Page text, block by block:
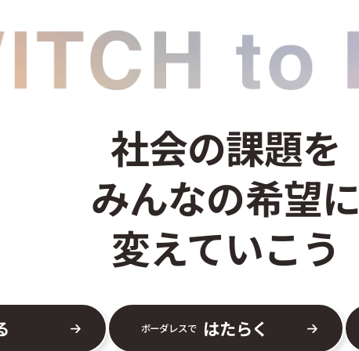
社会の課題を
みんなの希望に
変えていこう
ボーダレスで はたらく